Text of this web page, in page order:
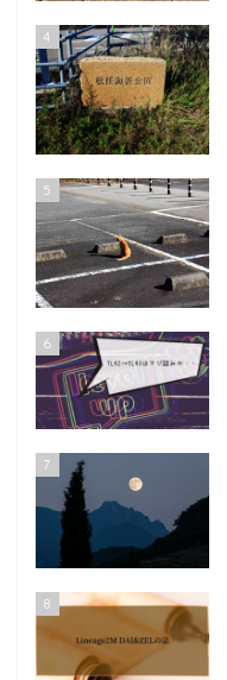
4
5
6
7
8